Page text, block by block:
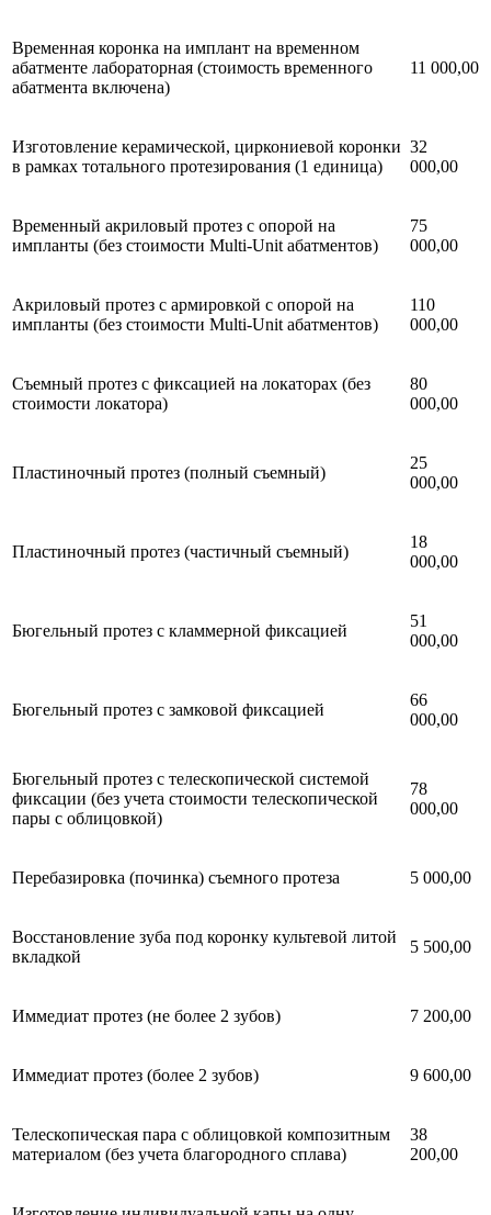
Временная коронка на имплант на временном
абатменте лабораторная (стоимость временного
абатмента включена)
11 000,00
Изготовление керамической, циркониевой коронки
в рамках тотального протезирования (1 единица)
32
000,00
Временный акриловый протез с опорой на
импланты (без стоимости Multi-Unit абатментов)
75
000,00
Акриловый протез с армировкой с опорой на
импланты (без стоимости Multi-Unit абатментов)
110
000,00
Съемный протез с фиксацией на локаторах (без
стоимости локатора)
80
000,00
Пластиночный протез (полный съемный)
25
000,00
Пластиночный протез (частичный съемный)
18
000,00
Бюгельный протез с кламмерной фиксацией
51
000,00
Бюгельный протез с замковой фиксацией
66
000,00
Бюгельный протез с телескопической системой
фиксации (без учета стоимости телескопической
пары с облицовкой)
78
000,00
Перебазировка (починка) съемного протеза 5 000,00
Восстановление зуба под коронку культевой литой
вкладкой
5 500,00
Иммедиат протез (не более 2 зубов) 7 200,00
Иммедиат протез (более 2 зубов) 9 600,00
Телескопическая пара с облицовкой композитным
материалом (без учета благородного сплава)
38
200,00